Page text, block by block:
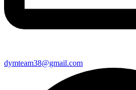
dymteam38@gmail.com